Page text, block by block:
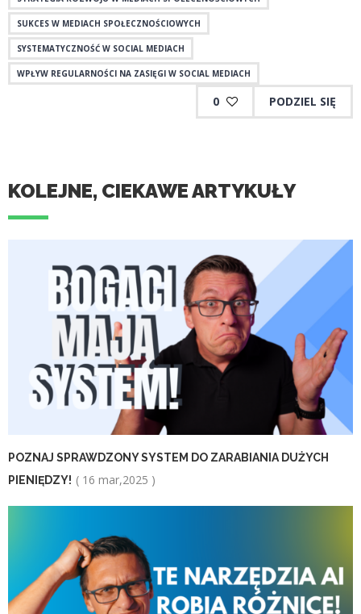
SUKCES W MEDIACH SPOŁECZNOŚCIOWYCH
SYSTEMATYCZNOŚĆ W SOCIAL MEDIACH
WPŁYW REGULARNOŚCI NA ZASIĘGI W SOCIAL MEDIACH
0 PODZIEL SIĘ
KOLEJNE, CIEKAWE ARTYKUŁY
POZNAJ SPRAWDZONY SYSTEM DO ZARABIANIA DUŻYCH
PIENIĘDZY! ( 16 mar,2025 )